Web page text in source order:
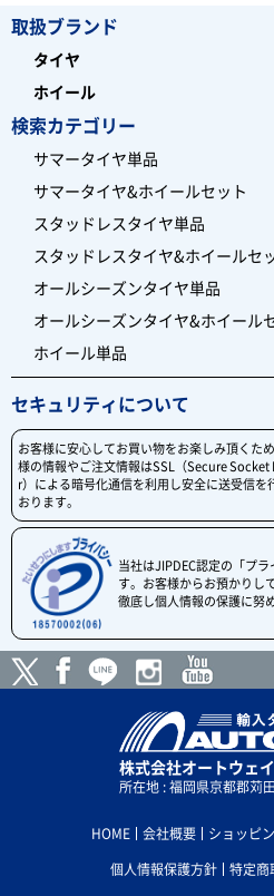
取扱ブランド
タイヤ
ホイール
検索カテゴリー
サマータイヤ単品
サマータイヤ&ホイールセット
スタッドレスタイヤ単品
スタッドレスタイヤ&ホイールセ
オールシーズンタイヤ単品
オールシーズンタイヤ&ホイール
ホイール単品
セキュリティについて
お客様に安心してお買い物をお楽しみ頂くた
様の情報やご注文情報はSSL（Secure Socket
r）による暗号化通信を利用し安全に送受信を
おります。
当社はJIPDEC認定の「プ
す。お客様からお預かりし
徹底し個人情報の保護に努
株式会社オートウェイ
所在地 : 福岡県京都郡苅
HOME 会社概要 ショッピ
個人情報保護方針
特定商